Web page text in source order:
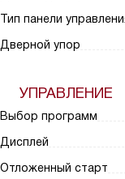
Тип панели
Дверной упор
УПРАВЛЕНИЕ
Выбор программ
Дисплей
Отложенный старт